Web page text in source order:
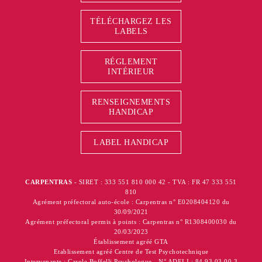
TÉLÉCHARGEZ LES
LABELS
RÉGLEMENT
INTÉRIEUR
RENSEIGNEMENTS
HANDICAP
LABEL HANDICAP
CARPENTRAS - SIRET : 333 551 810 000 42 - TVA : FR 47 333 551
810
Agrément préfectoral auto-école : Carpentras n° E0208404120 du
30/09/2021
Agrément préfectoral permis à points : Carpentras n° R1308400030 du
20/03/2023
Établissement agréé GTA
Etablissement agréé Centre de Test Psychotechnique